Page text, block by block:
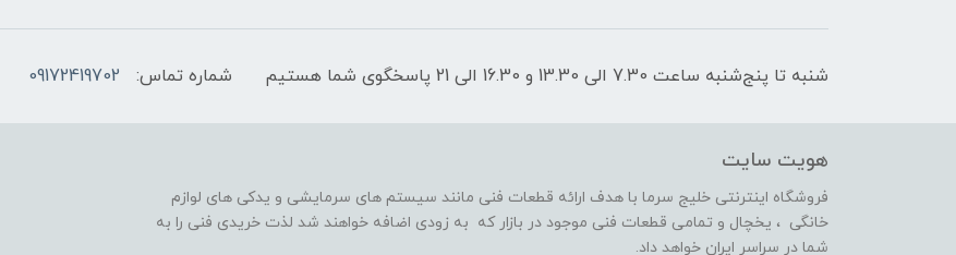
شنبه تا پنج‌شنبه ساعت 7.30 الی 13.30 و 16.30 الی 21 پاسخگوی شما هستیم شماره تماس: 09172419702
هویت سایت
فروشگاه اینترنتی خلیج سرما با هدف ارائه قطعات فنی مانند سیستم های سرمایشی و یدکی های لوازم
خانگی ، یخچال و تمامی قطعات فنی موجود در بازار که به زودی اضافه خواهند شد لذت خریدی فنی را به
شما در سراسر ایران خواهد داد.